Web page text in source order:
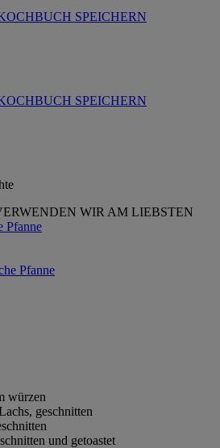
SPEICHERN
SPEICHERN
WIR AM LIEBSTEN
Pfanne
würzen
geschnitten
und getoastet